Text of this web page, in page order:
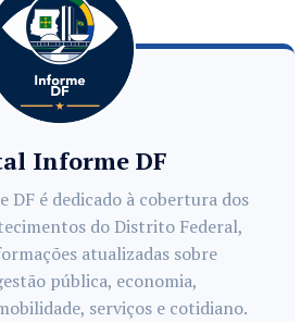
Informe DF
é dedicado à cobertura dos
do Distrito Federal,
atualizadas sobre
pública, economia,
serviços e cotidiano.